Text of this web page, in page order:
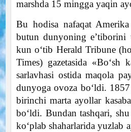
marshda 15 mingga yaqin
Bu hodisa nafaqat
butun dunyoning e’tiborini
kun o‘tib Herald Tribune
Times) gazetasida «Bo‘sh
sarlavhasi ostida maqola
dunyoga ovoza bo‘ldi.
birinchi marta ayollar
bo‘ldi. Bundan tashqari,
ko‘plab shaharlarida yuzlab